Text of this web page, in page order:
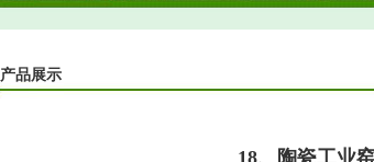
产品展示
18、陶瓷工业